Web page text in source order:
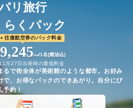
リ 旅行
らくパック
往復航空券のパック料金
~/1名(燃油込)
月27日 出発時の最低料金
るで街全体が美術館のような都市。 お好み
で、お得なパックのできあがり。自分にぴ
予約！